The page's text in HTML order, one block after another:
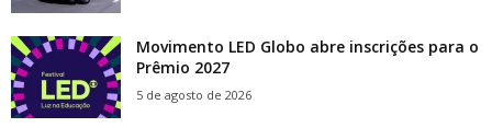
Movimento LED Globo abre inscrições para o
Prêmio 2027
5 de agosto de 2026